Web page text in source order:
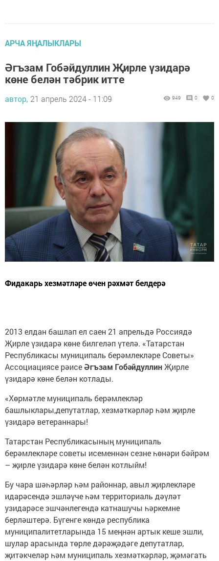
АРЧА ЯҢАЛЫКЛАРЫ
Әгъзам Гобәйдуллин Җирле үзидарә
көне белән тәбрик итте
автор, 21 апрель 2024 - 11:09 949 0 0
Фидакарь хезмәтләре өчен рәхмәт белдерә
2013 елдан башлап ел саен 21 апрельдә Россиядә
Җирле үзидарә көне билгеләп үтелә. «Татарстан
Республикасы муниципаль берәмлекләре Советы»
Ассоциациясе рәисеӘгъзам ГобәйдуллинҖирле
үзидарә көне белән котлады.
«Хөрмәтле муниципаль берәмлекләр
башлыклары,депутатлар, хезмәткәрләр һәм җирле
үзидарә ветераннары!
Татарстан Республикасының муниципаль
берәмлекләре советы исеменнән сезне һөнәри бәйрәм
– җирле үзидарә көне белән котлыйм!
Бу чара шәһәрләр һәм районнар, авыл җирлекләре
идарәсендә эшләүче һәм территориаль дәүләт
узидарәсе эшчәнлегендә катнашучы һәркемне
берләштерә. Бүгенге көндә республика
муниципалитетларында 15 меңнән артык кеше эшли,
шулар арасында төрле дәрәҗәдәге депутатлар,
җитәкчеләр һәм муниципаль хезмәткәрләр, җәмәгать